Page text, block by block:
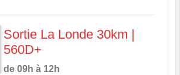
Sortie La Londe 30km |
560D+
de 09h à 12h